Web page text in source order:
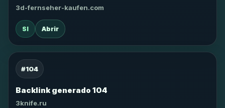
3d-fernseher-kaufen.com
SI Abrir
#104
Backlink generado 104
3knife.ru